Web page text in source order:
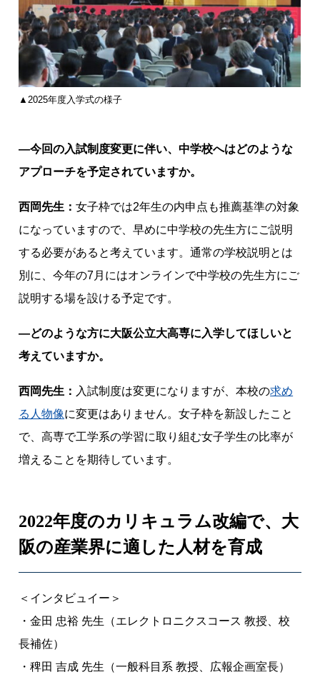
▲2025年度入学式の様子
―今回の入試制度変更に伴い、中学校へはどのような
アプローチを予定されていますか。
西岡先生：女子枠では2年生の内申点も推薦基準の対象
になっていますので、早めに中学校の先生方にご説明
する必要があると考えています。通常の学校説明とは
別に、今年の7月にはオンラインで中学校の先生方にご
説明する場を設ける予定です。
―どのような方に大阪公立大高専に入学してほしいと
考えていますか。
西岡先生： 入試制度は変更になりますが、本校の求め
る人物像に変更はありません。女子枠を新設したこと
で、高専で工学系の学習に取り組む女子学生の比率が
増えることを期待しています。
2022年度のカリキュラム改編で、大
阪の産業界に適した人材を育成
＜インタビュイー＞
・金田 忠裕 先生（エレクトロニクスコース 教授、校
長補佐）
・稗田 吉成 先生（一般科目系 教授、広報企画室長）